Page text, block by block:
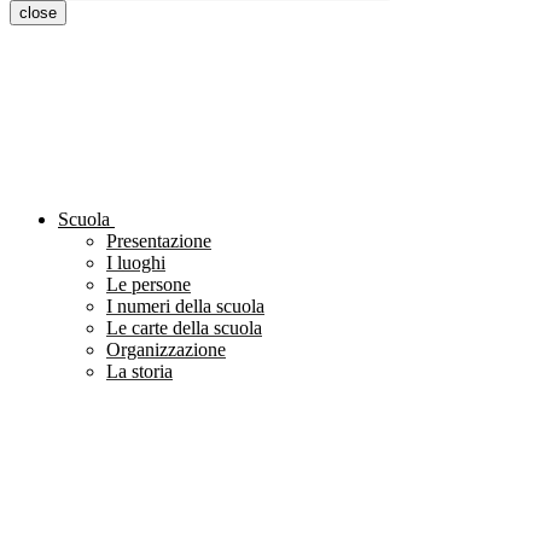
close
Scuola
Presentazione
I luoghi
Le persone
I numeri della scuola
Le carte della scuola
Organizzazione
La storia